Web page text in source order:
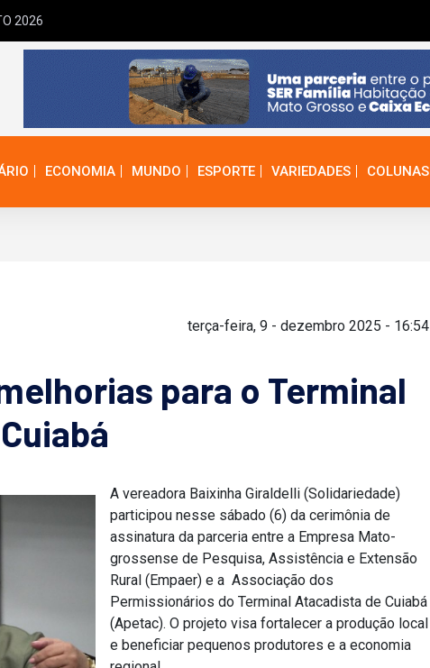
2026
ECONOMIA MUNDO ESPORTE VARIEDADES COLUNAS
terça-feira, 9 - dezembro 2025 - 16:54
para o Terminal
A vereadora Baixinha Giraldelli (Solidariedade)
participou nesse sábado (6) da cerimônia de
assinatura da parceria entre a Empresa Mato-
grossense de Pesquisa, Assistência e Extensão
Rural (Empaer) e a Associação dos
Permissionários do Terminal Atacadista de Cuiabá
(Apetac). O projeto visa fortalecer a produção local
e beneficiar pequenos produtores e a economia